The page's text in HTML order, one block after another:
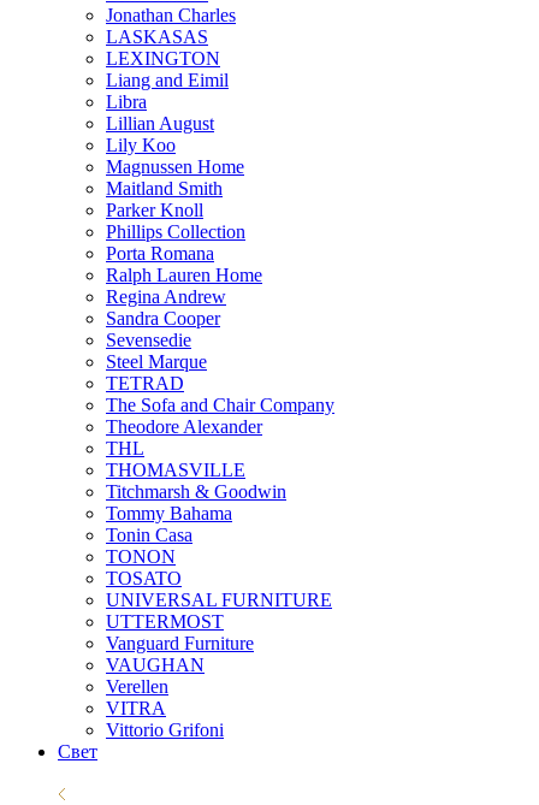
Jonathan Charles
LASKASAS
LEXINGTON
Liang and Eimil
Libra
Lillian August
Lily Koo
Magnussen Home
Maitland Smith
Parker Knoll
Phillips Collection
Porta Romana
Ralph Lauren Home
Regina Andrew
Sandra Cooper
Sevensedie
Steel Marque
TETRAD
The Sofa and Chair Company
Theodore Alexander
THL
THOMASVILLE
Titchmarsh & Goodwin
Tommy Bahama
Tonin Casa
TONON
TOSATO
UNIVERSAL FURNITURE
UTTERMOST
Vanguard Furniture
VAUGHAN
Verellen
VITRA
Vittorio Grifoni
Свет